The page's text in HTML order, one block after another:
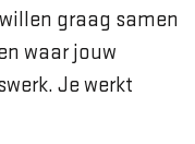
graag samen
waar jouw
Je werkt